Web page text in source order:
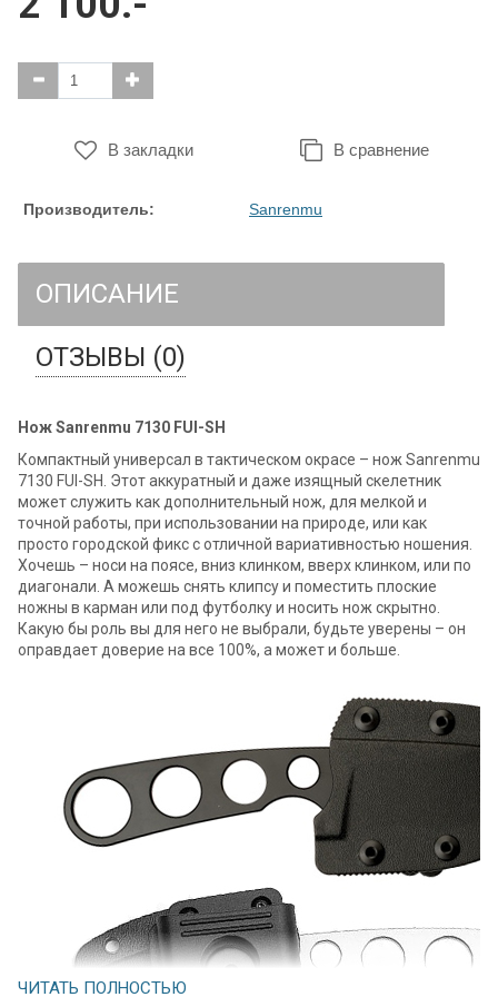
В закладки В сравнение
Производитель: Sanrenmu
ОПИСАНИЕ
ОТЗЫВЫ (0)
Нож Sanrenmu 7130 FUI-SH
Компактный универсал в тактическом окрасе – нож Sanrenmu
7130 FUI-SH. Этот аккуратный и даже изящный скелетник
может служить как дополнительный нож, для мелкой и
точной работы, при использовании на природе, или как
просто городской фикс с отличной вариативностью ношения.
Хочешь – носи на поясе, вниз клинком, вверх клинком, или по
диагонали. А можешь снять клипсу и поместить плоские
ножны в карман или под футболку и носить нож скрытно.
Какую бы роль вы для него не выбрали, будьте уверены – он
оправдает доверие на все 100%, а может и больше.
ЧИТАТЬ ПОЛНОСТЬЮ